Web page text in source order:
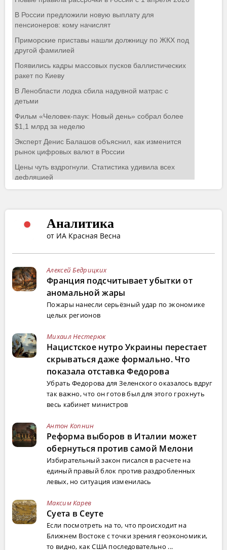
Аналитика
от ИА Красная Весна
Алексей Бедрицких
Франция подсчитывает убытки от
аномальной жары
Пожары нанесли серьёзный удар по экономике
целых регионов
Михаил Нестерюк
Нацистское нутро Украины перестает
скрываться даже формально. Что
показала отставка Федорова
Убрать Федорова для Зеленского оказалось вдруг
так важно, что он готов был для этого грохнуть
весь кабинет министров
Антон Копнин
Реформа выборов в Италии может
обернуться против самой Мелони
Избирательный закон писался в расчете на
единый правый блок против раздробленных
левых, но ситуация изменилась
Максим Карев
Суета в Сеуте
Если посмотреть на то, что происходит на
Ближнем Востоке с точки зрения геоэкономики,
то видно, как США последовательно ...